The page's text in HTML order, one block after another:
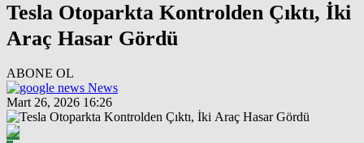
Tesla Otoparkta Kontrolden Çıktı, İki
Araç Hasar Gördü
ABONE OL
News
Mart 26, 2026 16:26